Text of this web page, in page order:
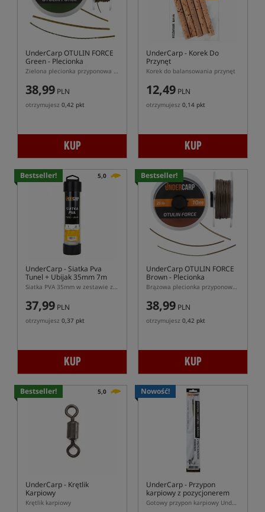
UnderCarp OTULIN FORCE
Green- Plecionka
przyponowa w otulinie
Zielona plecionka przyponowa w otulinie UnderCarp OTULIN FORCE
38,99 PLN
otrzymujesz 0,42 pkt
KUP
UnderCarp- Korek Do
Przynęt
Korek do balansowania przynęt
12,49 PLN
otrzymujesz 0,14 pkt
KUP
Bestseller! 5,0
UnderCarp- Siatka Pva
Tunel + Ubijak 35mm 7m
Siatka PVA 35mm w zestawie z tubą i ubijakiem
37,99 PLN
otrzymujesz 0,37 pkt
KUP
Bestseller!
UnderCarp OTULIN FORCE
Brown- Plecionka
przyponowa w otulinie
Brązowa plecionka przyponowa w otulinie UnderCarp OTULIN FORCE
38,99 PLN
otrzymujesz 0,42 pkt
KUP
Bestseller! 5,0
UnderCarp- Krętlik
Karpiowy
Krętlik karpiowy
Nowość!
UnderCarp- Przypon
karpiowy z pozycjonerem
Robakiem (bezzadziorowy)Gotowy przypon karpiowy UnderCarp Wide Gape z pozycjonerem Robakiem